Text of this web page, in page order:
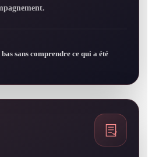
sans comprendre ce qui a été